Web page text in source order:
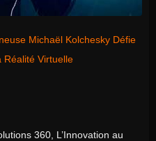
Michaël Kolchesky Défie
Réalité Virtuelle
360, L’Innovation au